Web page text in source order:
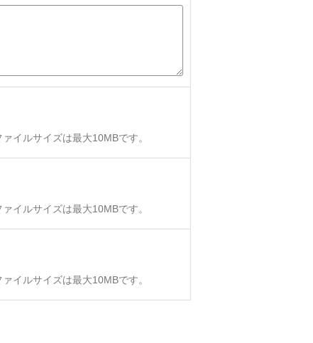
イルサイズは最大10MBです。
イルサイズは最大10MBです。
イルサイズは最大10MBです。